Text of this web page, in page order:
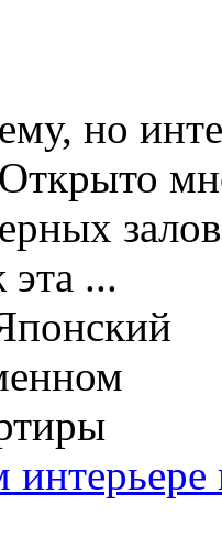
но
эта ...
интерьере